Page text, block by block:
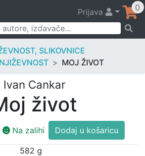
Prijava 0
SLIKOVNICE
MOJ ŽIVOT
Ivan Cankar
život
Na zalihi
Moj
život
Dodaj u košaricu
582 g